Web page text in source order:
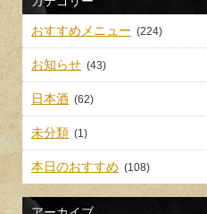
おすすめメニュー (224)
お知らせ (43)
日本酒 (62)
未分類 (1)
本日のおすすめ (108)